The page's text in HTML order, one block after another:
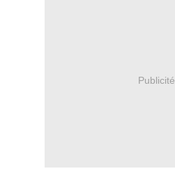
Publicité